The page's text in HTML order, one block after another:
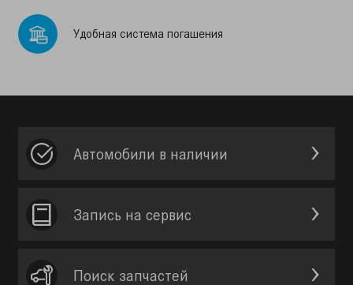
Удобная система погашения
Автомобили в наличии
Запись на сервис
Поиск запчастей